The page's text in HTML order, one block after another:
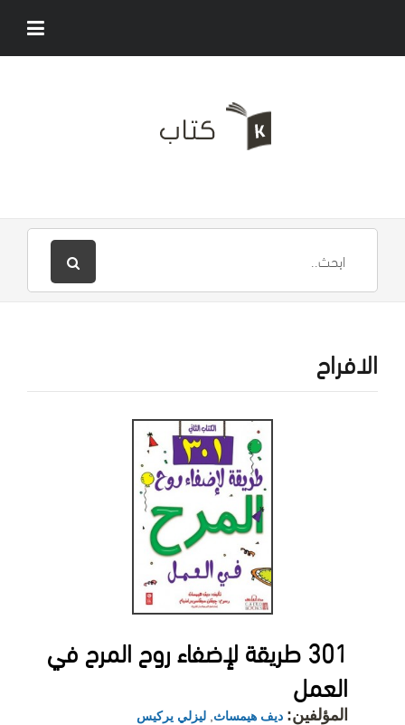
الافراح
301 طريقة لإضفاء روح المرح في
العمل
المؤلفين: ديف هيمساث ليزلي يركيس